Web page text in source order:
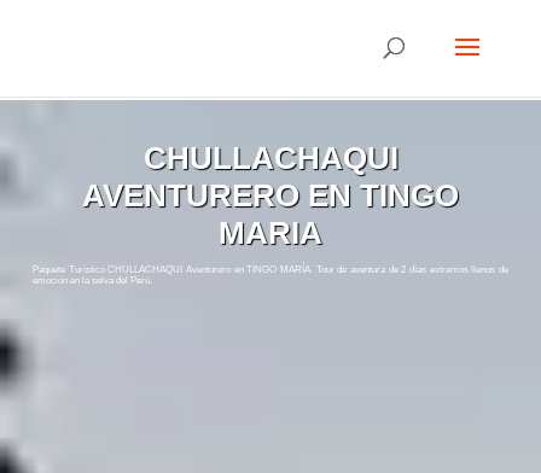
CHULLACHAQUI
AVENTURERO EN TINGO
MARIA
Paquete Turístico CHULLACHAQUI Aventurero en TINGO MARÍA. Tour de aventura de 2 días extremos llenos de
emoción en la selva del Perú.